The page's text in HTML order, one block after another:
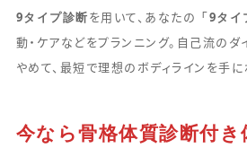
9タイプ診断 を用いて、あなたの 「9タイ
動・ケアなどをプランニング。自己流のダ
やめて、最短で理想のボディラインを手に
今なら骨格体質診断付